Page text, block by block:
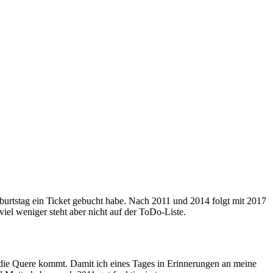
ein Ticket gebucht habe. Nach 2011 und 2014 folgt mit 2017
weniger steht aber nicht auf der ToDo-Liste.
Quere kommt. Damit ich eines Tages in Erinnerungen an meine